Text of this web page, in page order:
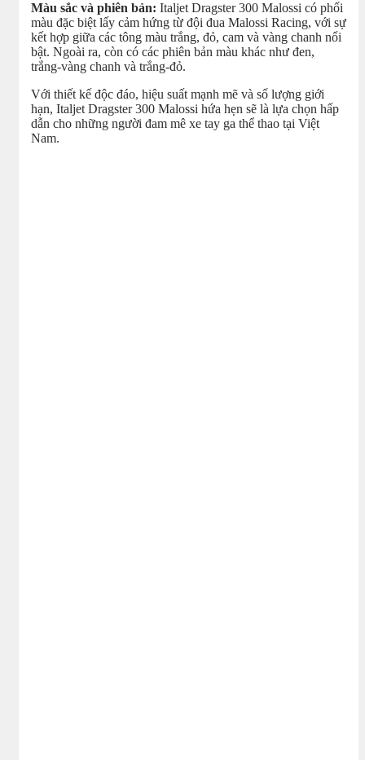
Màu sắc và phiên bản: Italjet Dragster 300 Malossi có phối
màu đặc biệt lấy cảm hứng từ đội đua Malossi Racing, với sự
kết hợp giữa các tông màu trắng, đỏ, cam và vàng chanh nổi
bật. Ngoài ra, còn có các phiên bản màu khác như đen,
trắng-vàng chanh và trắng-đỏ.
Với thiết kế độc đáo, hiệu suất mạnh mẽ và số lượng giới
hạn, Italjet Dragster 300 Malossi hứa hẹn sẽ là lựa chọn hấp
dẫn cho những người đam mê xe tay ga thể thao tại Việt
Nam.